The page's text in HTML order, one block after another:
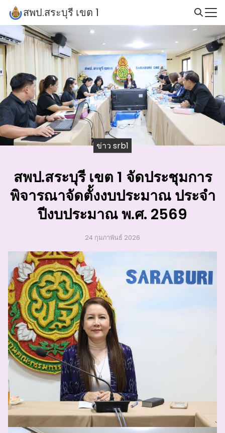
Skip
content
สพป.สระบุรี เขต 1
Search
for:
ข่าว srb1
สพป.สระบุรี เขต 1 จัดประชุมการ
พิจารณาจัดตั้งงบประมาณ ประจำ
ปีงบประมาณ พ.ศ. 2569
24 กุมภาพันธ์ 2026